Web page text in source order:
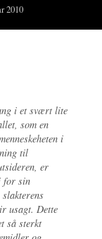
2010
i et svært lite
som en
i
til
er
for sin
usagt. Dette
så sterkt